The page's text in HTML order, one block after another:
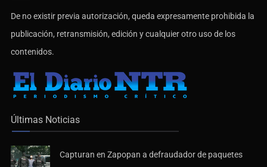
De no existir previa autorización, queda expresamente prohibida la
publicación, retransmisión, edición y cualquier otro uso de los
contenidos.
Últimas Noticias
Capturan en Zapopan a defraudador de paquetes